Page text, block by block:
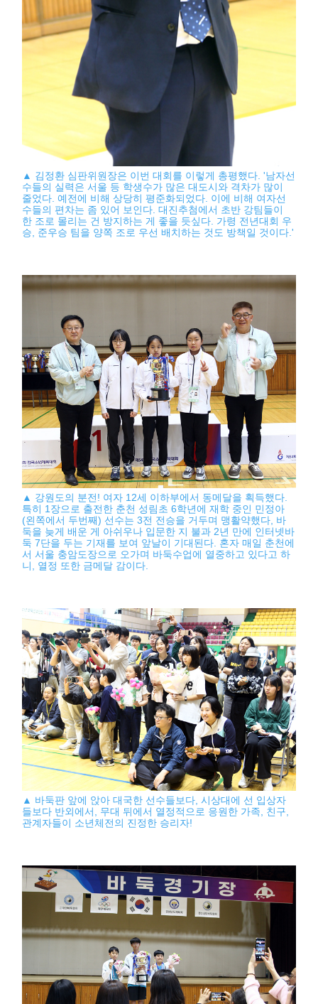
▲ 김정환 심판위원장은 이번 대회를 이렇게 총평했다. '남자선
수들의 실력은 서울 등 학생수가 많은 대도시와 격차가 많이
줄었다. 예전에 비해 상당히 평준화되었다. 이에 비해 여자선
수들의 편차는 좀 있어 보인다. 대진추첨에서 초반 강팀들이
한 조로 몰리는 건 방지하는 게 좋을 듯싶다. 가령 전년대회 우
승, 준우승 팀을 양쪽 조로 우선 배치하는 것도 방책일 것이다.'
▲ 강원도의 분전! 여자 12세 이하부에서 동메달을 획득했다.
특히 1장으로 출전한 춘천 성림초 6학년에 재학 중인 민정아
(왼쪽에서 두번째) 선수는 3전 전승을 거두며 맹활약했다, 바
둑을 늦게 배운 게 아쉬우나 입문한 지 불과 2년 만에 인터넷바
둑 7단을 두는 기재를 보여 앞날이 기대된다. 혼자 매일 춘천에
서 서울 충암도장으로 오가며 바둑수업에 열중하고 있다고 하
니, 열정 또한 금메달 감이다.
▲ 바둑판 앞에 앉아 대국한 선수들보다, 시상대에 선 입상자
들보다 반외에서, 무대 뒤에서 열정적으로 응원한 가족, 친구,
관계자들이 소년체전의 진정한 승리자!